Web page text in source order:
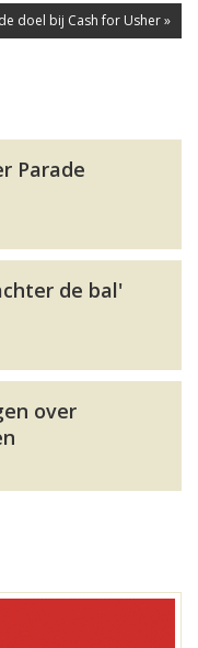
doel bij Cash for Usher »
Parade
de bal'
over